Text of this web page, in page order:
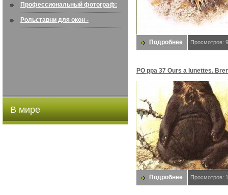
Профессиональный фотограф:
искусство создавать снимки, ...
Рольставни для окон -
В мире
Подробнее Просмотров:
PO ppa 37 Ours а lunettes.
Подробнее Просмотров: